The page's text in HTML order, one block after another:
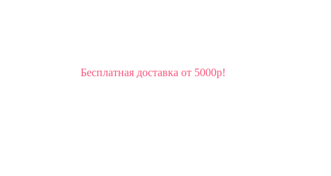
Бесплатная доставка от 5000р!